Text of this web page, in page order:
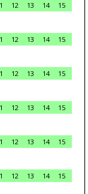
12 13 14
15
12 13 14
15
12 13 14
15
12 13 14
15
12 13 14
15
12 13 14
15